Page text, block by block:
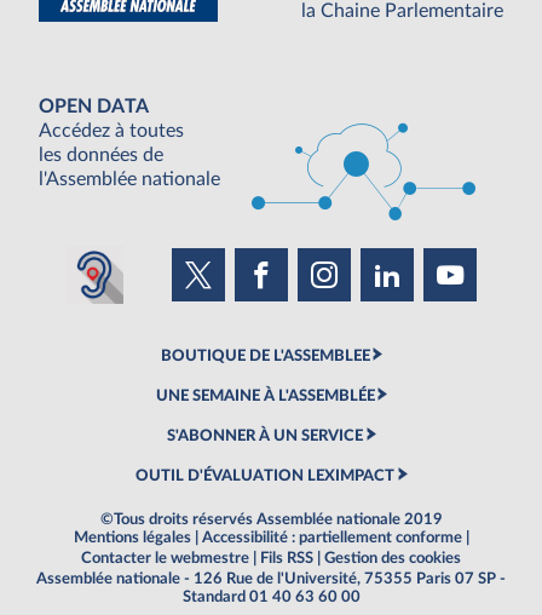
la Chaine Parlementaire
OPEN DATA
Accédez à toutes
les données de
l'Assemblée nationale
BOUTIQUE DE L'ASSEMBLEE
UNE SEMAINE À L'ASSEMBLÉE
S'ABONNER À UN SERVICE
OUTIL D'ÉVALUATION LEXIMPACT
©Tous droits réservés Assemblée nationale 2019
Mentions légales
Accessibilité : partiellement conforme
Contacter le webmestre
Fils RSS
Gestion des cookies
Assemblée nationale - 126 Rue de l'Université, 75355 Paris 07 SP -
Standard 01 40 63 60 00